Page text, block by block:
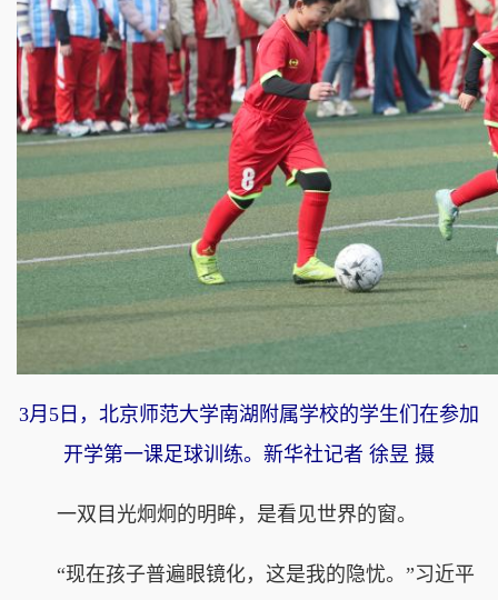
3月5日，北京师范大学南湖附属学校的学生们在参加
开学第一课足球训练。新华社记者 徐昱 摄
一双目光炯炯的明眸，是看见世界的窗。
“现在孩子普遍眼镜化，这是我的隐忧。”习近平